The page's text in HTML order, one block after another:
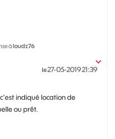
àloudz76
le‎27-05-201921:39
indiqué location de
ou prêt.